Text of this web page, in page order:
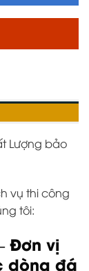
Lượng bảo
vụ thi công
tôi:
Đơn vị
dòng đá